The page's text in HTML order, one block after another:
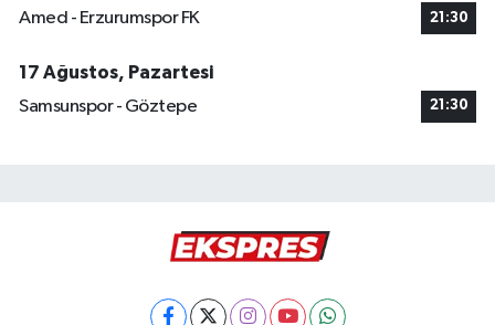
Amed - Erzurumspor FK 21:30
17 Ağustos, Pazartesi
Samsunspor - Göztepe
21:30